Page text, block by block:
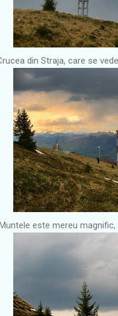
din Straja, care se
este mereu